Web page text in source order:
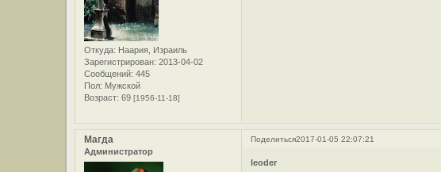
Откуда: Наария, Израиль
Зарегистрирован: 2013-04-02
Сообщений: 445
Пол: Мужской
Возраст: 69[1956-11-18]
Поделиться2017-01-05 22:07:21
Магда
Администратор
leoder